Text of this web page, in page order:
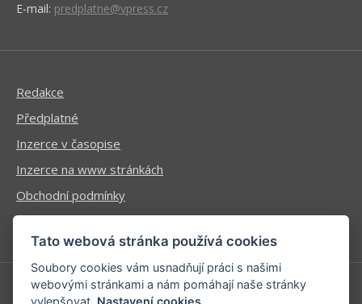
E-mail: predplatne@vpress.cz
Redakce
Předplatné
Inzerce v časopise
Inzerce na www stránkách
Obchodní podmínky
Ochrana osobních údajů
Tato webová stránka používá cookies
Soubory cookies vám usnadňují práci s našimi
webovými stránkami a nám pomáhají naše stránky
vylepšovat. Nastavení cookies